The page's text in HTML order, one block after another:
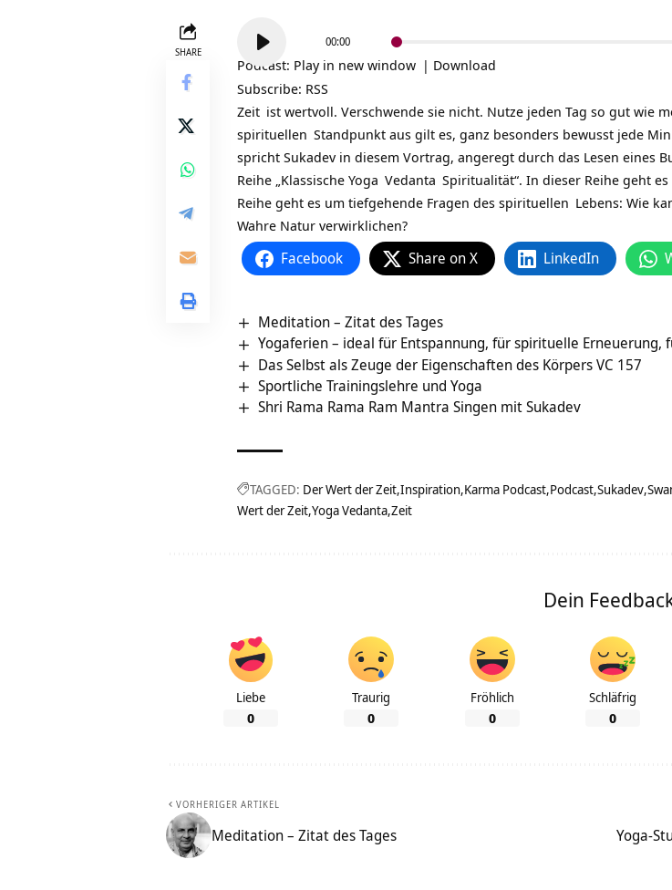
SHARE
Player
00:00
Podcast: Play in new window | Download
Subscribe: RSS
Zeit ist wertvoll. Verschwende sie nicht. Nutze jeden Tag so gut wie
spirituellen Standpunkt aus gilt es, ganz besonders bewusst jede
spricht Sukadev in diesem Vortrag, angeregt durch das Lesen eines
Reihe „Klassische Yoga Vedanta Spiritualität“. In dieser Reihe geht
Reihe geht es um tiefgehende Fragen des spirituellen Lebens: Wie
Wahre Natur verwirklichen?
Facebook Share on X LinkedIn
Meditation – Zitat des Tages
Yogaferien – ideal für Entspannung, für spirituelle Erneuerung,
Das Selbst als Zeuge der Eigenschaften des Körpers VC 157
Sportliche Trainingslehre und Yoga
Shri Rama Rama Ram Mantra Singen mit Sukadev
TAGGED: Der Wert der Zeit Inspiration Karma Podcast Podcast Sukadev
Wert der Zeit Yoga Vedanta Zeit
Dein
Liebe
0
Traurig
0
Fröhlich
0
Schläfrig
0
VORHERIGER ARTIKEL
Meditation – Zitat des Tages Yoga-